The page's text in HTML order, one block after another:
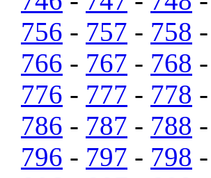
756 - 757 - 758 -
766 - 767 - 768 -
776 - 777 - 778 -
786 - 787 - 788 -
796 - 797 - 798 -